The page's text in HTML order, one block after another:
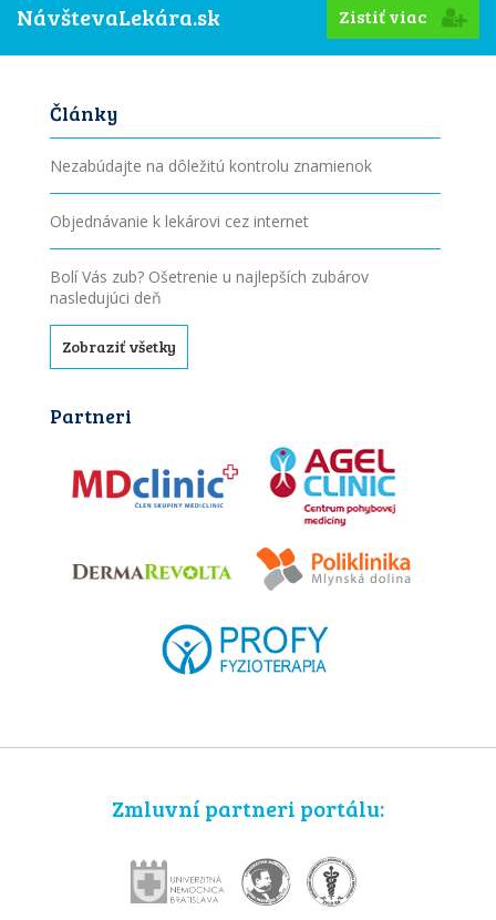
NávštevaLekára.sk
Zistiť viac
Články
Nezabúdajte na dôležitú kontrolu znamienok
Objednávanie k lekárovi cez internet
Bolí Vás zub? Ošetrenie u najlepších zubárov
nasledujúci deň
Zobraziť všetky
Partneri
Zmluvní partneri portálu: